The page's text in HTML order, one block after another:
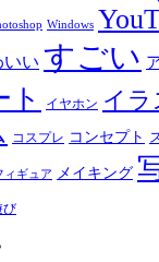
Windows
いい すごい
ト イヤホン イラ
コスプレ コンセプト
ィギュア メイキング
び